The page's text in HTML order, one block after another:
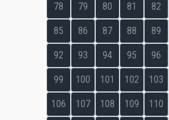
78 79 80 81 82
85 86 87 88 89
92 93 94 95 96
99 100 101 102 103
106 107 108 109 110